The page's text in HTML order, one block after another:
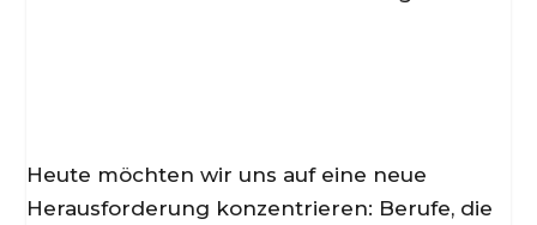
Heute möchten wir uns auf eine neue
Herausforderung konzentrieren: Berufe, die